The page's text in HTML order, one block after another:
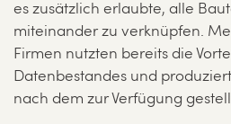
es zusätzlich erlaubte, alle
miteinander zu verknüpfen.
Firmen nutzten bereits die
Datenbestandes und
nach dem zur Verfügung